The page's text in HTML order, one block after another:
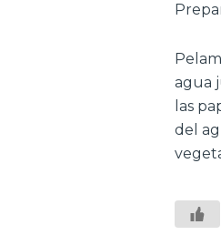
agua
las
del